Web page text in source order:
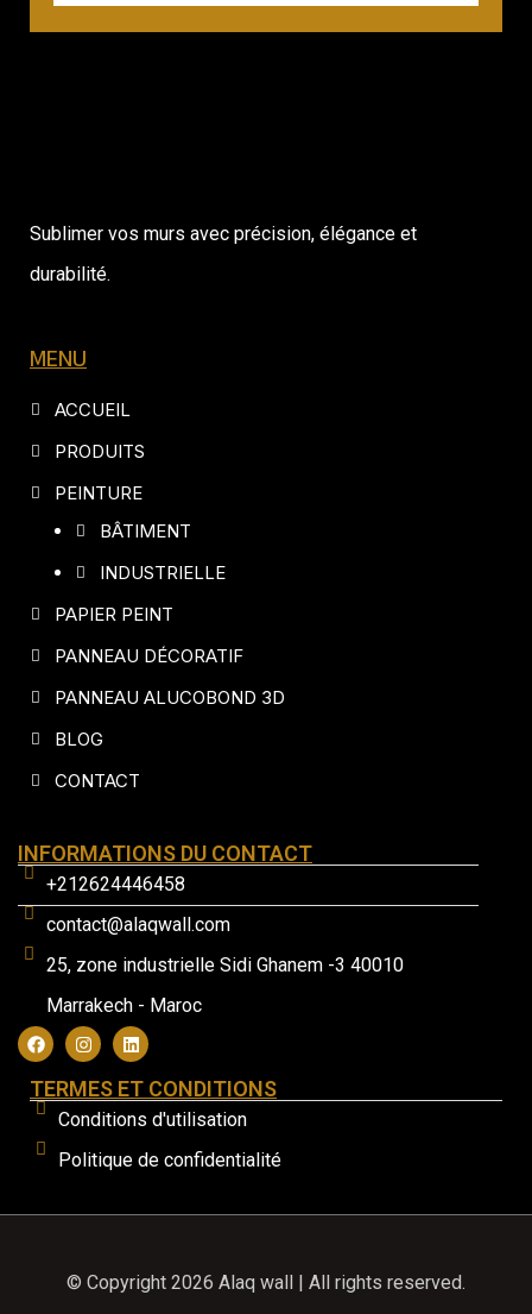
Sublimer vos murs avec précision, élégance et
durabilité.
MENU
ACCUEIL
PRODUITS
PEINTURE
BÂTIMENT
INDUSTRIELLE
PAPIER PEINT
PANNEAU DÉCORATIF
PANNEAU ALUCOBOND 3D
BLOG
CONTACT
INFORMATIONS DU CONTACT
+212624446458
contact@alaqwall.com
25, zone industrielle Sidi Ghanem -3 40010
Marrakech - Maroc
TERMES ET CONDITIONS
Conditions d'utilisation
Politique de confidentialité
© Copyright 2026 Alaq wall | All rights reserved.